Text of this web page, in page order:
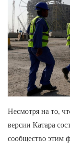
Несмотря на то,
версии Катара
сообщество этим